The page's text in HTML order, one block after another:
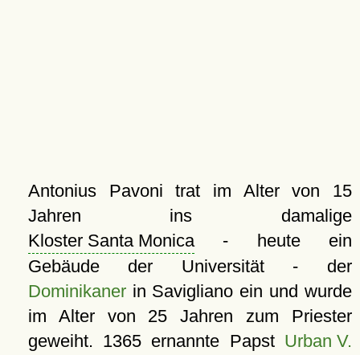
Antonius Pavoni trat im Alter von 15
Jahren ins damalige
Kloster Santa Monica- heute ein
Gebäude der Universität - der
Dominikanerin Savigliano ein und wurde
im Alter von 25 Jahren zum Priester
geweiht. 1365 ernannte Papst Urban V.